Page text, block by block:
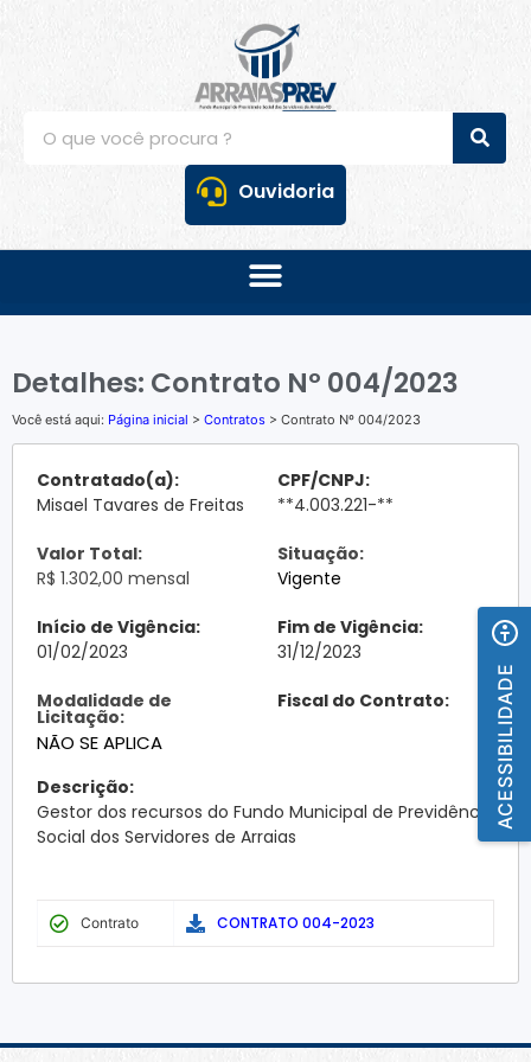
Ouvidoria
Detalhes: Contrato Nº 004/2023
Você está aqui: Página inicial > Contratos > Contrato Nº 004/2023
Contratado(a):
Misael Tavares de Freitas
CPF/CNPJ:
**4.003.221-**
Valor Total:
R$ 1.302,00 mensal
Situação:
Vigente
Início de Vigência:
01/02/2023
Fim de Vigência:
31/12/2023
Modalidade de
Licitação:
NÃO SE APLICA
Fiscal do Contrato:
Descrição:
Gestor dos recursos do Fundo Municipal de Previdência
Social dos Servidores de Arraias
Contrato CONTRATO 004-2023
ACESSIBILIDADE